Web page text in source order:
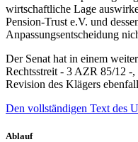
wirtschaftliche Lage
Pension-Trust e.V. und
Anpassungsentscheidung
Der Senat hat in einem
Rechtsstreit - 3 AZR 85/12 -
Revision des Klägers
Den vollständigen Text des
Ablauf